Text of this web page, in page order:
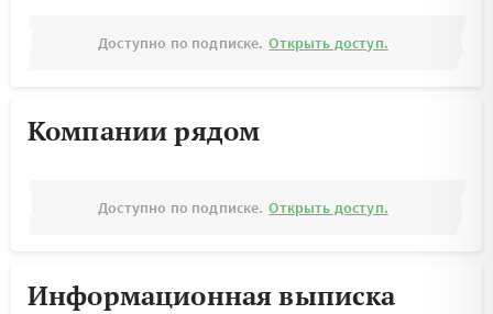
Доступно по подписке. Открыть доступ.
Компании рядом
Доступно по подписке. Открыть доступ.
Информационная выписка